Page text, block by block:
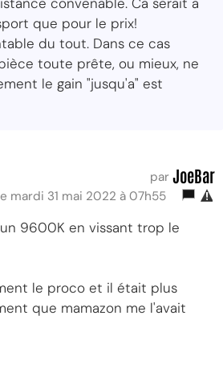
que pour le prix!
du tout. Dans ce cas
toute prête, ou mieux, ne
le gain "jusqu'a" est
par JoeBar
mardi 31 mai 2022 à 07h55
9600K en vissant trop le
le proco et il était plus
que mamazon me l'avait